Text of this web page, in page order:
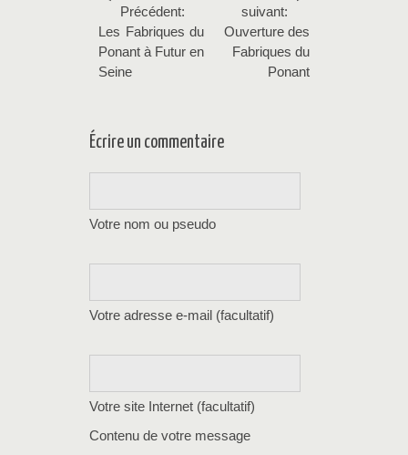
Précédent:
Les Fabriques du
Ponant à Futur en
Seine
suivant:
Ouverture des
Fabriques du
Ponant
Écrire un commentaire
Votre nom ou pseudo
Votre adresse e-mail (facultatif)
Votre site Internet (facultatif)
Contenu de votre message